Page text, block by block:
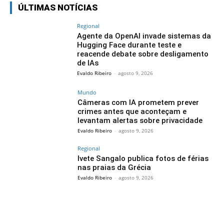
ÚLTIMAS NOTÍCIAS
Regional
Agente da OpenAI invade sistemas da
Hugging Face durante teste e
reacende debate sobre desligamento
de IAs
Evaldo Ribeiro - agosto 9, 2026
Mundo
Câmeras com IA prometem prever
crimes antes que aconteçam e
levantam alertas sobre privacidade
Evaldo Ribeiro - agosto 9, 2026
Regional
Ivete Sangalo publica fotos de férias
nas praias da Grécia
Evaldo Ribeiro - agosto 9, 2026